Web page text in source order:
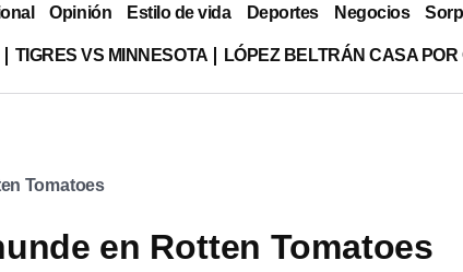
Opinión Estilo de vida Deportes Negocios
TIGRES VS MINNESOTA LÓPEZ BELTRÁN CASA
Tomatoes
en Rotten Tomatoes